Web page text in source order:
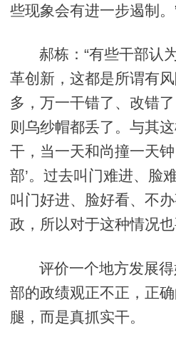
些现象会有进一步遏制。
郝栋：“有些干部认
革创新，这都是所谓有
多，万一干错了、改错
则乌纱帽都丢了。与其
干，当一天和尚撞一天
部’。过去叫门难进、脸
叫门好进、脸好看、不
政，所以对于这种情况
评价一个地方发展
部的政绩观正不正，正
腿，而是真抓实干。